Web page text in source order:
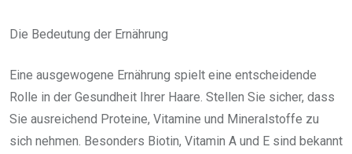
Die Bedeutung der Ernährung
Eine ausgewogene Ernährung spielt eine entscheidende
Rolle in der Gesundheit Ihrer Haare. Stellen Sie sicher, dass
Sie ausreichend Proteine, Vitamine und Mineralstoffe zu
sich nehmen. Besonders Biotin, Vitamin A und E sind bekannt